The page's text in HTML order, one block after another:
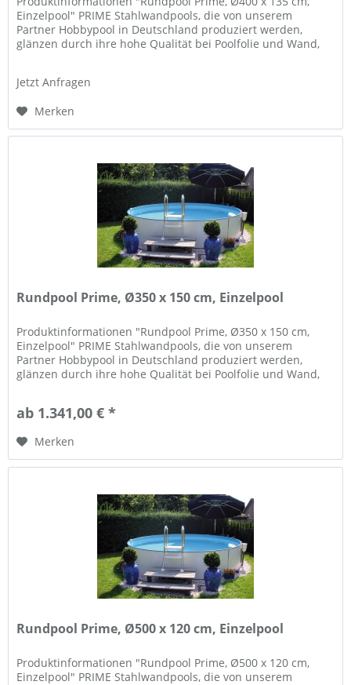
Einzelpool" PRIME Stahlwandpools, die von unserem
Partner Hobbypool in Deutschland produziert werden,
glänzen durch ihre hohe Qualität bei Poolfolie und Wand,
Jetzt Anfragen
Merken
Rundpool Prime, Ø350 x 150 cm, Einzelpool
Produktinformationen "Rundpool Prime, Ø350 x 150 cm,
Einzelpool" PRIME Stahlwandpools, die von unserem
Partner Hobbypool in Deutschland produziert werden,
glänzen durch ihre hohe Qualität bei Poolfolie und Wand,
ab 1.341,00 € *
Merken
Rundpool Prime, Ø500 x 120 cm, Einzelpool
Produktinformationen "Rundpool Prime, Ø500 x 120 cm,
Einzelpool" PRIME Stahlwandpools, die von unserem